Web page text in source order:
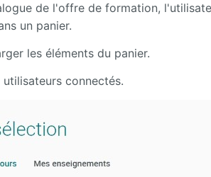
de l'offre de formation,
un panier.
les éléments du panier.
connectés.